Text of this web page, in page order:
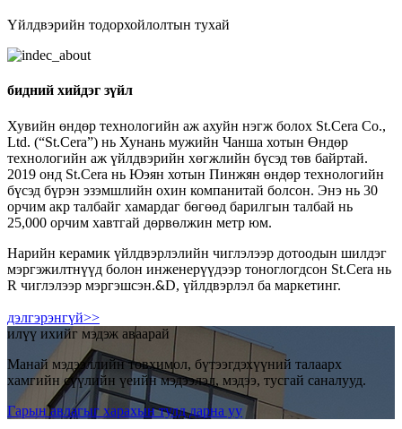
Үйлдвэрийн тодорхойлолтын тухай
бидний хийдэг зүйл
Хувийн өндөр технологийн аж ахуйн нэгж болох St.Cera Co.,
Ltd. (“St.Cera”) нь Хунань мужийн Чанша хотын Өндөр
технологийн аж үйлдвэрийн хөгжлийн бүсэд төв байртай.
2019 онд St.Cera нь Юэян хотын Пинжян өндөр технологийн
бүсэд бүрэн эзэмшлийн охин компанитай болсон. Энэ нь 30
орчим акр талбайг хамардаг бөгөөд барилгын талбай нь
25,000 орчим хавтгай дөрвөлжин метр юм.
Нарийн керамик үйлдвэрлэлийн чиглэлээр дотоодын шилдэг
мэргэжилтнүүд болон инженерүүдээр тоноглогдсон St.Cera нь
R чиглэлээр мэргэшсэн.&D, үйлдвэрлэл ба маркетинг.
дэлгэрэнгүй>>
илүү ихийг мэдэж аваарай
Манай мэдээллийн товхимол, бүтээгдэхүүний талаарх
хамгийн сүүлийн үеийн мэдээлэл, мэдээ, тусгай саналууд.
Гарын авлагыг харахын тулд дарна уу